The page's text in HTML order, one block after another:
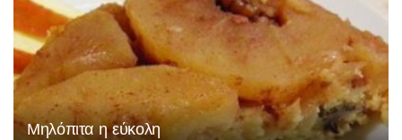
Μηλόπιτα η εύκολη